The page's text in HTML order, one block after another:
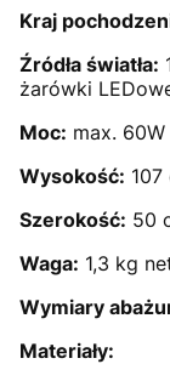
Kraj
Źródła światła:
żarówki
Moc: max. 60W
Wysokość: 107
Szerokość: 50
Waga: 1,3 kg
Wymiary
Materiały: